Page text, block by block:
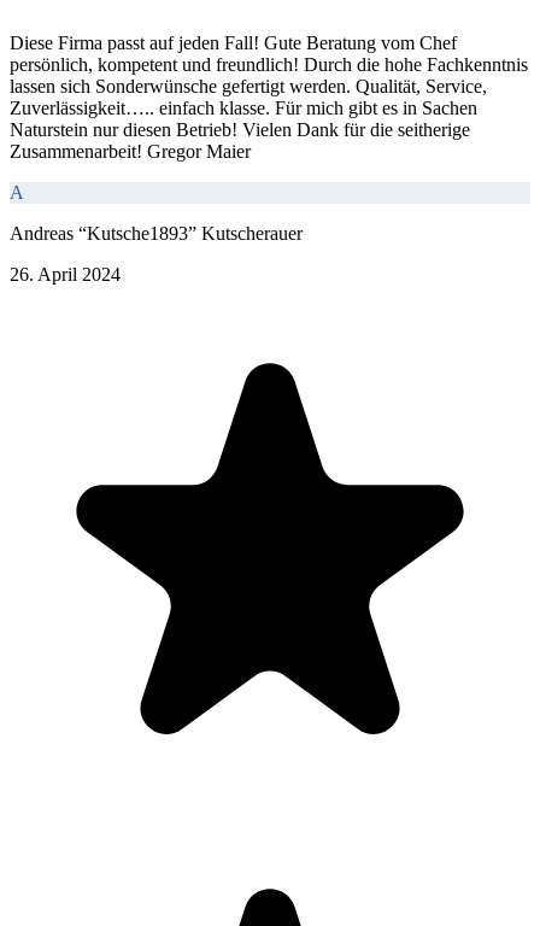
Diese Firma passt auf jeden Fall! Gute Beratung vom Chef
persönlich, kompetent und freundlich! Durch die hohe Fachkenntnis
lassen sich Sonderwünsche gefertigt werden. Qualität, Service,
Zuverlässigkeit….. einfach klasse. Für mich gibt es in Sachen
Naturstein nur diesen Betrieb! Vielen Dank für die seitherige
Zusammenarbeit! Gregor Maier
A
Andreas “Kutsche1893” Kutscherauer
26. April 2024